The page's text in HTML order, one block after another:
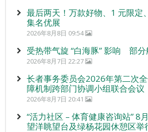
最后两天！万款好物、1 元限定
集名优展
2026年8月8日 09:54
受热带气旋 “白海豚” 影响 部分
2026年8月7日 22:27
长者事务委员会2026年第二次
障机制跨部门协调小组联合会议
2026年8月7日 20:41
“活力社区 – 体育健康咨询站” 8
望洋眺望台及绿杨花园休憩区举